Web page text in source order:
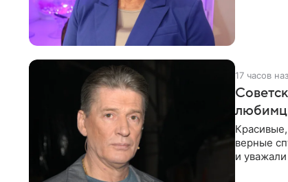
17 часов
верные
и